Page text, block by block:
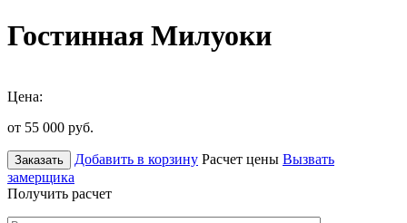
Гостинная Милуоки
Цена:
от 55 000 руб.
Заказать Добавить в корзину Расчет цены Вызвать
замерщика
Получить расчет